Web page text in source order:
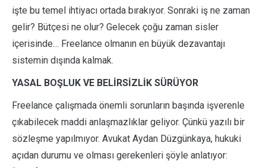
işte bu temel ihtiyacı ortada bırakıyor. Sonraki iş ne zaman
gelir? Bütçesi ne olur? Gelecek çoğu zaman sisler
içerisinde… Freelance olmanın en büyük dezavantajı
sistemin dışında kalmak.
YASAL BOŞLUK VE BELİRSİZLİK SÜRÜYOR
Freelance çalışmada önemli sorunların başında işverenle
çıkabilecek maddi anlaşmazlıklar geliyor. Çünkü yazılı bir
sözleşme yapılmıyor. Avukat Aydan Düzgünkaya, hukuki
açıdan durumu ve olması gerekenleri şöyle anlatıyor: